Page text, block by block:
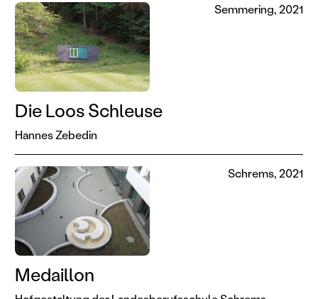
Die Loos Schleuse
Hannes Zebedin
Semmering, 2021
Medaillon
Schrems, 2021